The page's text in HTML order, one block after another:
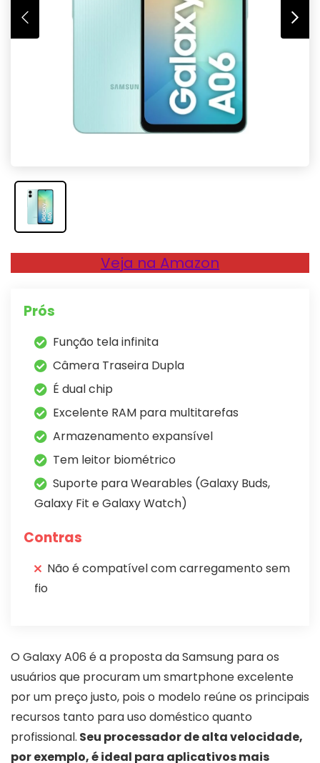
Veja na Amazon
Prós
Função tela infinita
Câmera Traseira Dupla
É dual chip
Excelente RAM para multitarefas
Armazenamento expansível
Tem leitor biométrico
Suporte para Wearables (Galaxy Buds,
Galaxy Fit e Galaxy Watch)
Contras
Não é compatível com carregamento sem
fio
O Galaxy A06 é a proposta da Samsung para os
usuários que procuram um smartphone excelente
por um preço justo, pois o modelo reúne os principais
recursos tanto para uso doméstico quanto
profissional. Seu processador de alta velocidade,
por exemplo, é ideal para aplicativos mais